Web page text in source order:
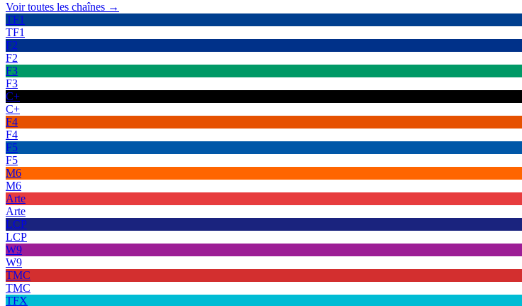
Voir toutes les chaînes →
TF1
TF1
F2
F2
F3
F3
C+
C+
F4
F4
F5
F5
M6
M6
Arte
Arte
LCP
LCP
W9
W9
TMC
TMC
TFX